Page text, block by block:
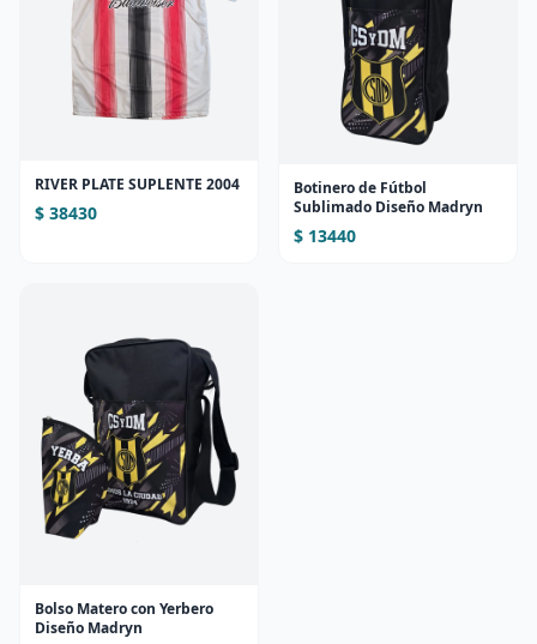
RIVER PLATE SUPLENTE 2004
$ 38430
Botinero de Fútbol
Sublimado Diseño Madryn
$ 13440
Bolso Matero con Yerbero
Diseño Madryn